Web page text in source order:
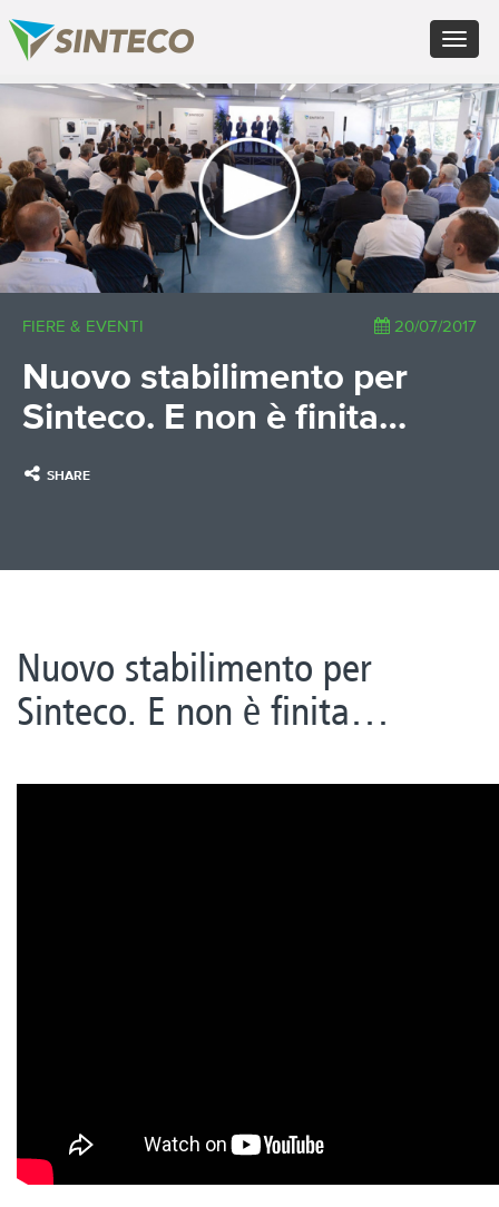
Toggle
×
ES - Español
PT - Português (PT)
RU - Русский
PL - Język polski
ZH - 汉语
JA - 日本語
TR - Türkçe
AE - اللغة العربية
FIERE & EVENTI 20/07/2017
Nuovo stabilimento per
Sinteco. E non è finita…
SHARE
Nuovo stabilimento per
Sinteco. E non è finita…